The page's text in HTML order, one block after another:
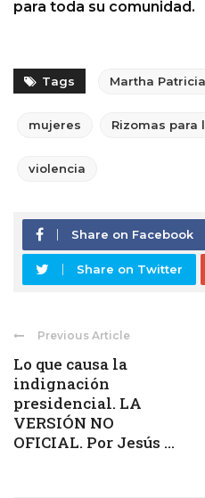
para toda su comunidad.
Tags Martha
mujeres Rizomas para
violencia
Share on Facebook
Share on Twitter
Previous Article
Lo que causa la
indignación
presidencial. LA
VERSIÓN NO
OFICIAL. Por Jesús ...